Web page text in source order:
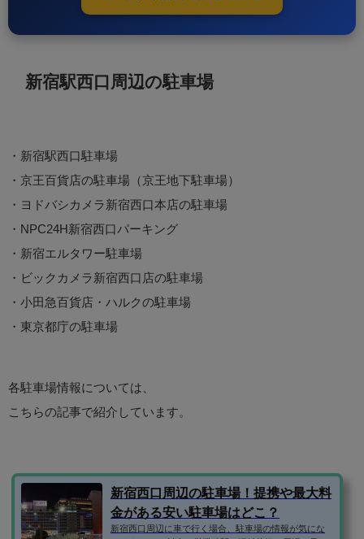
新宿駅西口周辺の駐車場
・新宿駅西口駐車場
・京王百貨店の駐車場（京王地下駐車場）
・ヨドバシカメラ新宿西口本店の駐車場
・NPC24H新宿西口パーキング
・新宿エルタワー駐車場
・ビックカメラ新宿西口店の駐車場
・小田急百貨店・ハルクの駐車場
・東京都庁の駐車場
各駐車場情報については、
こちらの記事で紹介しています。
新宿西口周辺の駐車場！提携や最大料
金がある安い駐車場はどこ？
新宿西口周辺に車で行く場合、駐車場の情報が気にな